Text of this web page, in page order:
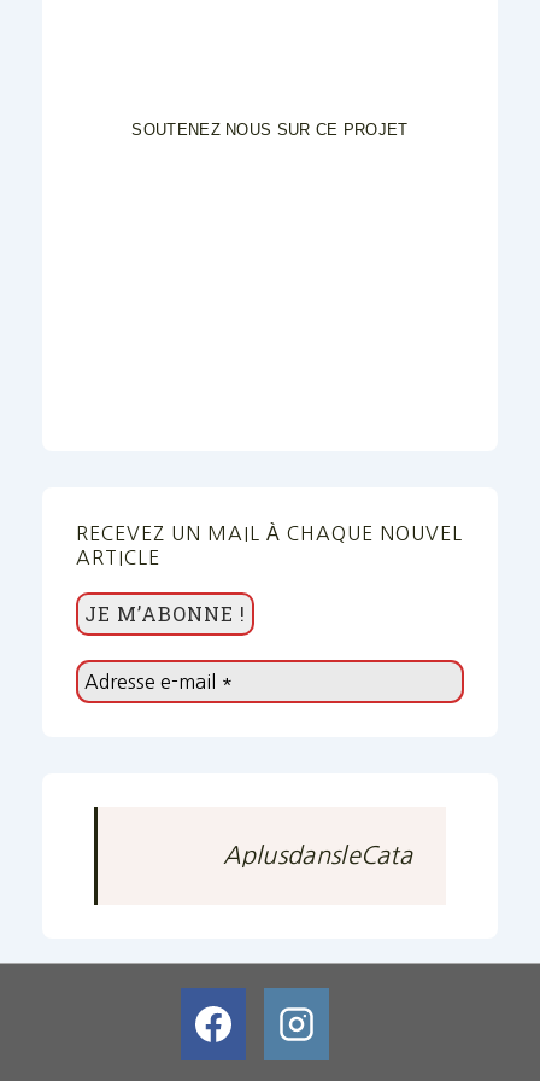
SOUTENEZ NOUS SUR CE PROJET
RECEVEZ UN MAIL À CHAQUE NOUVEL
ARTICLE
AplusdansleCata